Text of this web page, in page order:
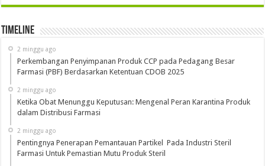
Timeline
2 minggu ago
Perkembangan Penyimpanan Produk CCP pada Pedagang Besar
Farmasi (PBF) Berdasarkan Ketentuan CDOB 2025
2 minggu ago
Ketika Obat Menunggu Keputusan: Mengenal Peran Karantina Produk
dalam Distribusi Farmasi
2 minggu ago
Pentingnya Penerapan Pemantauan Partikel Pada Industri Steril
Farmasi Untuk Pemastian Mutu Produk Steril